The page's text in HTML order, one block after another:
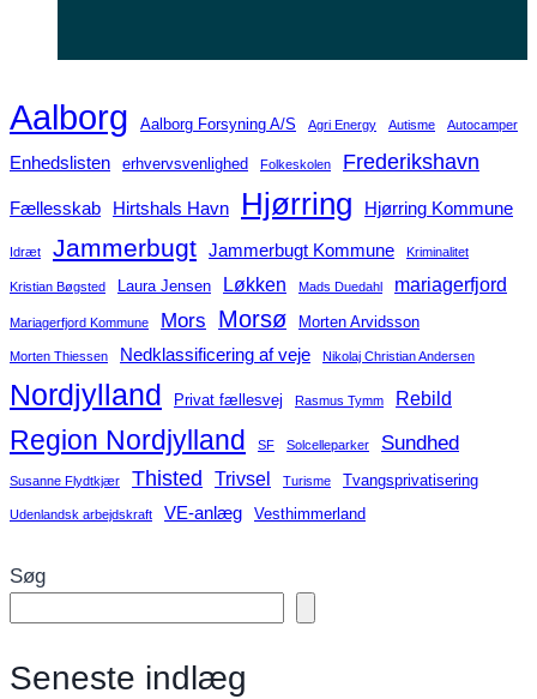
Aalborg Aalborg Forsyning A/S Agri Energy Autisme Autocamper
Enhedslisten erhvervsvenlighed Folkeskolen Frederikshavn
Fællesskab Hirtshals Havn Hjørring Hjørring Kommune
Idræt Jammerbugt Jammerbugt Kommune Kriminalitet
Kristian Bøgsted Laura Jensen Løkken Mads Duedahl mariagerfjord
Mariagerfjord Kommune Mors Morsø Morten Arvidsson
Morten Thiessen Nedklassificering af veje Nikolaj Christian Andersen
Nordjylland Privat fællesvej Rasmus Tymm Rebild
Region Nordjylland SF Solcelleparker Sundhed
Susanne Flydtkjær Thisted Trivsel Turisme Tvangsprivatisering
Udenlandsk arbejdskraft VE-anlæg Vesthimmerland
Søg
Seneste indlæg